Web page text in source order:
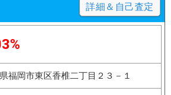
詳細＆自己査定
福岡市東区香椎二丁目２３－１